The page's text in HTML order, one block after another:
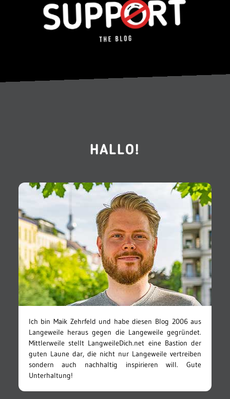
HALLO!
Ich bin Maik Zehrfeld und habe diesen Blog 2006 aus
Langeweile heraus gegen die Langeweile gegründet.
Mittlerweile stellt LangweileDich.net eine Bastion der
guten Laune dar, die nicht nur Langeweile vertreiben
sondern auch nachhaltig inspirieren will. Gute
Unterhaltung!